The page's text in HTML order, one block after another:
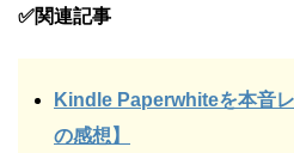
✅関連記事
Kindle Paperwhiteを本音
の感想】